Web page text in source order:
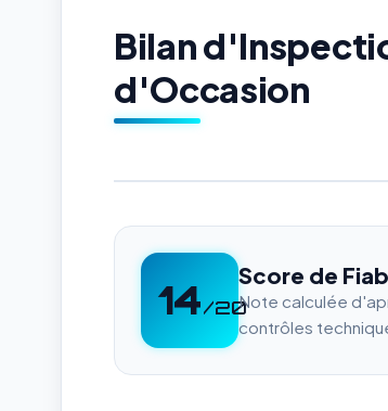
Bilan
d'Occasion
14/20
Score de
Note calculée
contrôles